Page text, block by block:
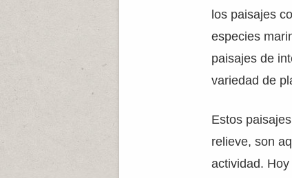
los paisajes
especies
paisajes de
variedad de
Estos
relieve, son
actividad.